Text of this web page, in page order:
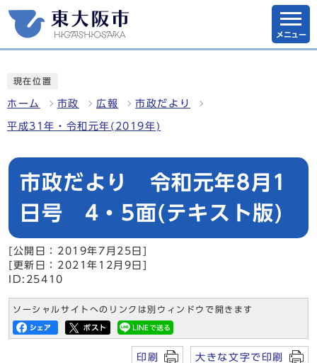
メニュー
現在位置
ホーム 市政 広報 市政だより
平成31年・令和元年(2019年)
市政だより 令和元年8月1
日号 4・5面(テキスト版)
[公開日：2019年7月25日]
[更新日：2021年12月9日]
ID:25410
ソーシャルサイトへのリンクは別ウィンドウで開きます
印刷 大きな文字で印刷